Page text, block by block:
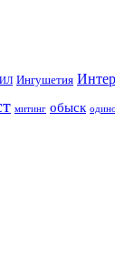
Ингушетия
митинг обыск